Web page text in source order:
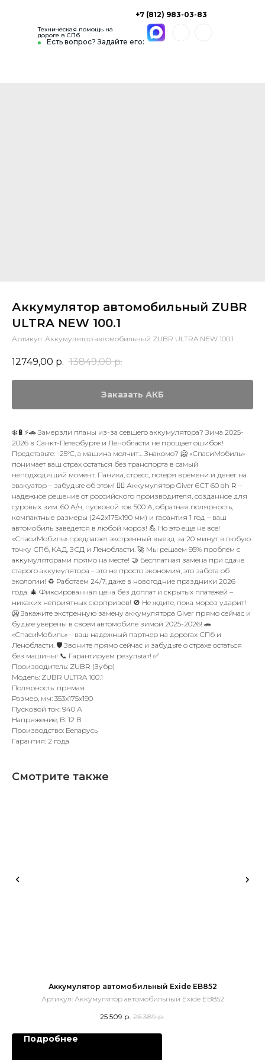
Есть вопрос? Задайте его:
+7 (812) 983-03-83
Техническая помощь на
дороге в СПб
Аккумулятор автомобильный ZUBR
ULTRA NEW 100.1
Артикул: Аккумулятор автомобильный ZUBR ULTRA NEW 100.1
12749,00 р. 13849,00 р.
Заказать АКБ
❄️🔋⚡🚗 Замерзли планы из-за севшего аккумулятора? Зима 2025-
2026 в Санкт-Петербурге и Ленобласти не прощает ошибок!
Представьте: -25°C, а машина молчит… Знакомо? 🥶 «СпасиМобиль»
понимает ваш страх остаться без транспорта в самый
неподходящий момент. Паника, стресс, потеря времени и денег на
эвакуатор – забудьте об этом! 🙅‍♂️ Аккумулятор Giver 6СТ 60 ah R –
надежное решение от российского производителя, созданное для
суровых зим. 60 А/ч, пусковой ток 500 А, обратная полярность,
компактные размеры (242x175x190 мм) и гарантия 1 год – ваш
автомобиль заведется в любой мороз! 💪 Но это еще не все!
«СпасиМобиль» предлагает экстренный выезд за 20 минут в любую
точку СПб, КАД, ЗСД и Ленобласти. 🚀 Мы решаем 95% проблем с
аккумуляторами прямо на месте! 🤝 Бесплатная замена при сдаче
старого аккумулятора – это не просто экономия, это забота об
экологии! ♻️ Работаем 24/7, даже в новогодние праздники 2026
года. 🎄 Фиксированная цена без доплат и скрытых платежей –
никаких неприятных сюрпризов! 🚫 Не ждите, пока мороз ударит!
🥶 Закажите экстренную замену аккумулятора Giver прямо сейчас и
будьте уверены в своем автомобиле зимой 2025-2026! 🚗
«СпасиМобиль» – ваш надежный партнер на дорогах СПб и
Ленобласти. 🛡️ Звоните прямо сейчас и забудьте о страхе остаться
без машины! 📞 Гарантируем результат! ✅
Производитель: ZUBR (Зубр)
Модель: ZUBR ULTRA 100.1
Полярность: прямая
Размер, мм: 353x175x190
Пусковой ток: 940 А
Напряжение, В: 12 В
Производство: Беларусь
Гарантия: 2 года
Смотрите также
Аккумулятор автомобильный Exide EB852
Артикул: Аккумулятор автомобильный Exide EB852
25 509 р. 26 389 р.
Подробнее